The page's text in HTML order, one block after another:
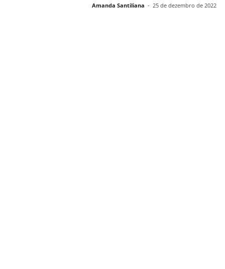
Amanda Santiliana - 25 de dezembro de 2022